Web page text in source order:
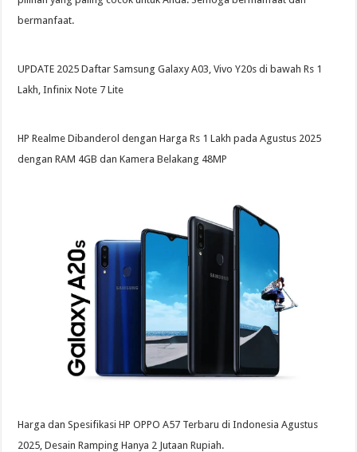
bermanfaat.
UPDATE 2025 Daftar Samsung Galaxy A03, Vivo Y20s di bawah Rs 1
Lakh, Infinix Note 7 Lite
HP Realme Dibanderol dengan Harga Rs 1 Lakh pada Agustus 2025
dengan RAM 4GB dan Kamera Belakang 48MP
Harga dan Spesifikasi HP OPPO A57 Terbaru di Indonesia Agustus
2025, Desain Ramping Hanya 2 Jutaan Rupiah.